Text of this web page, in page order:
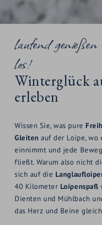
laufend
los!
Winterglück
erleben
Wissen Sie, was pure
Gleiten auf der Loipe, wo
einnimmt und jede
fließt. Warum also nicht
sich auf die
40 Kilometer Loipenspaß
Dienten und Mühlbach
das Herz und Beine